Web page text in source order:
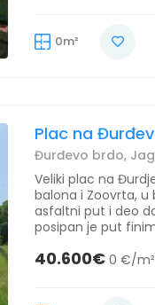
0m²
Plac na
Đurđevo brdo,
Veliki plac na
balona i Zoovrta, u
asfaltni put i deo
posipan je put
40.600€ 0 €/